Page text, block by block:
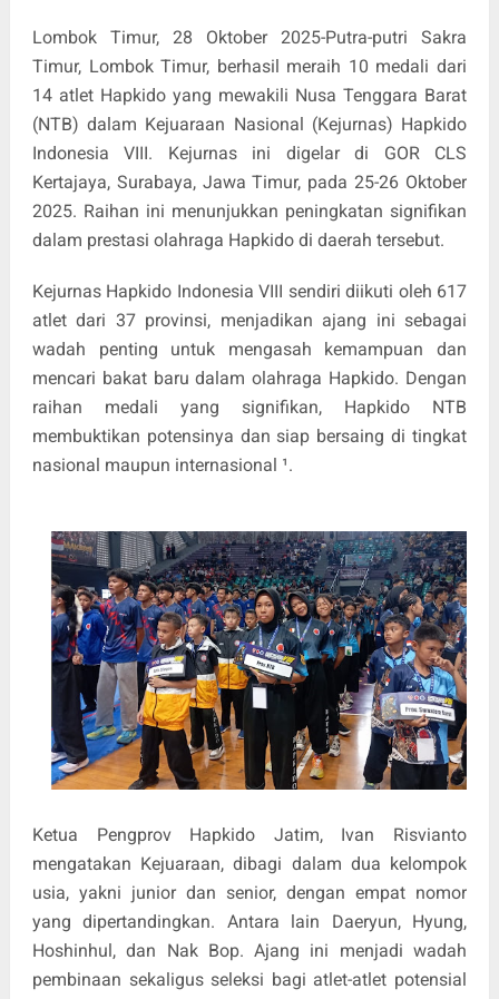
Lombok Timur, 28 Oktober 2025-Putra-putri Sakra
Timur, Lombok Timur, berhasil meraih 10 medali dari
14 atlet Hapkido yang mewakili Nusa Tenggara Barat
(NTB) dalam Kejuaraan Nasional (Kejurnas) Hapkido
Indonesia VIII. Kejurnas ini digelar di GOR CLS
Kertajaya, Surabaya, Jawa Timur, pada 25-26 Oktober
2025. Raihan ini menunjukkan peningkatan signifikan
dalam prestasi olahraga Hapkido di daerah tersebut.
Kejurnas Hapkido Indonesia VIII sendiri diikuti oleh 617
atlet dari 37 provinsi, menjadikan ajang ini sebagai
wadah penting untuk mengasah kemampuan dan
mencari bakat baru dalam olahraga Hapkido. Dengan
raihan medali yang signifikan, Hapkido NTB
membuktikan potensinya dan siap bersaing di tingkat
nasional maupun internasional ¹.
Ketua Pengprov Hapkido Jatim, Ivan Risvianto
mengatakan Kejuaraan, dibagi dalam dua kelompok
usia, yakni junior dan senior, dengan empat nomor
yang dipertandingkan. Antara lain Daeryun, Hyung,
Hoshinhul, dan Nak Bop. Ajang ini menjadi wadah
pembinaan sekaligus seleksi bagi atlet-atlet potensial